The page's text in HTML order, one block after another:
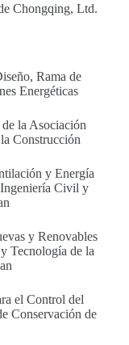
Chongqing, Ltd.
Rama de
Energéticas
la Asociación
Construcción
y Energía
Civil y
y Renovables
Tecnología de la
el Control del
Conservación de